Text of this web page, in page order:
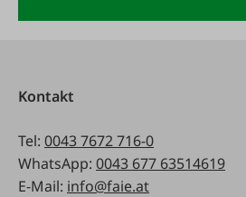
Kontakt
Tel: 0043 7672 716-0
WhatsApp: 0043 677 63514619
E-Mail: info@faie.at